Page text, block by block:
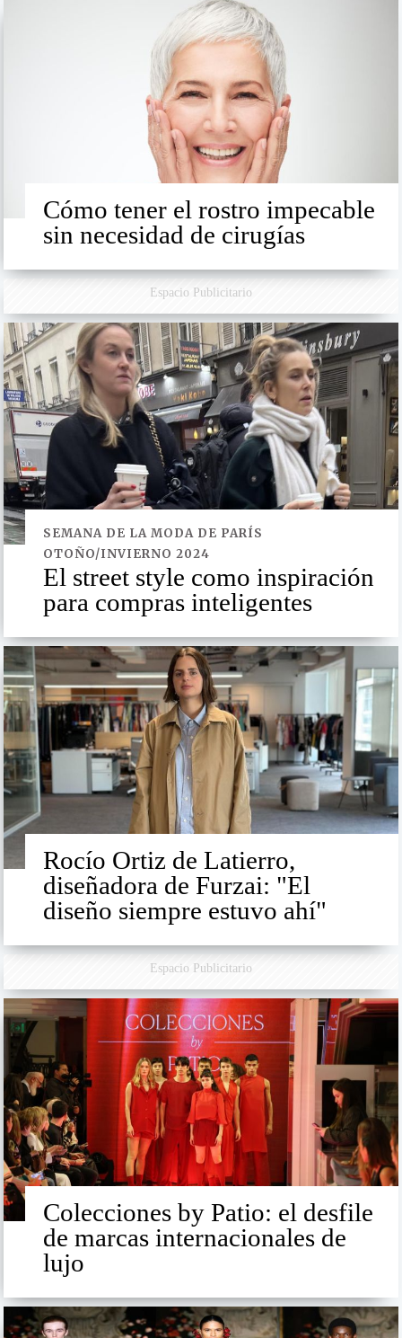
Cómo tener el rostro impecable
sin necesidad de cirugías
Espacio Publicitario
SEMANA DE LA MODA DE PARÍS
OTOÑO/INVIERNO 2024
El street style como inspiración
para compras inteligentes
Rocío Ortiz de Latierro,
diseñadora de Furzai: "El
diseño siempre estuvo ahí"
Espacio Publicitario
Colecciones by Patio: el desfile
de marcas internacionales de
lujo